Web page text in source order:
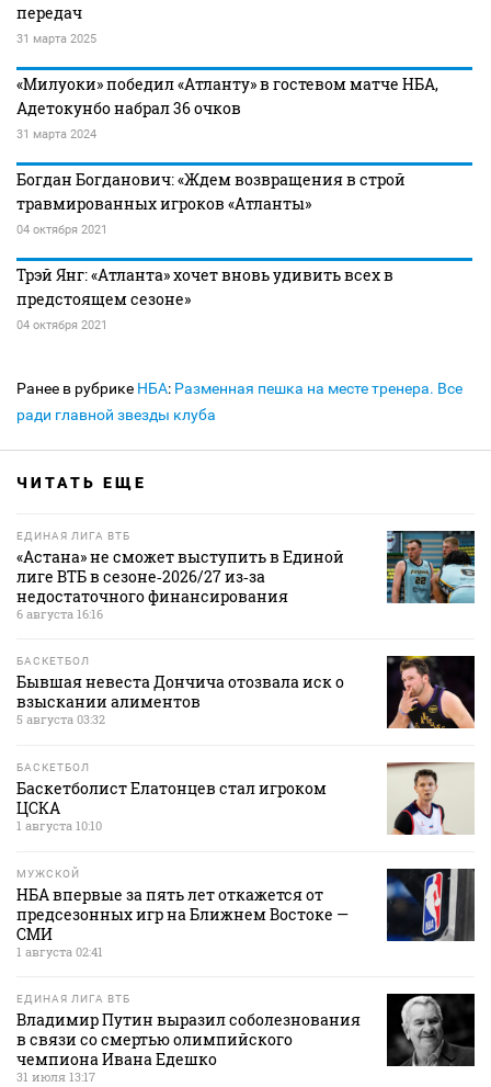
передач
31 марта 2025
«Милуоки» победил «Атланту» в гостевом матче НБА,
Адетокунбо набрал 36 очков
31 марта 2024
Богдан Богданович: «Ждем возвращения в строй
травмированных игроков «Атланты»
04 октября 2021
Трэй Янг: «Атланта» хочет вновь удивить всех в
предстоящем сезоне»
04 октября 2021
Ранее в рубрике НБА: Разменная пешка на месте тренера. Все
ради главной звезды клуба
ЧИТАТЬ ЕЩЕ
ЕДИНАЯ ЛИГА ВТБ
«Астана» не сможет выступить в Единой
лиге ВТБ в сезоне‑2026/27 из‑за
недостаточного финансирования
6 августа 16:16
БАСКЕТБОЛ
Бывшая невеста Дончича отозвала иск о
взыскании алиментов
5 августа 03:32
БАСКЕТБОЛ
Баскетболист Елатонцев стал игроком
ЦСКА
1 августа 10:10
МУЖСКОЙ
НБА впервые за пять лет откажется от
предсезонных игр на Ближнем Востоке —
СМИ
1 августа 02:41
ЕДИНАЯ ЛИГА ВТБ
Владимир Путин выразил соболезнования
в связи со смертью олимпийского
чемпиона Ивана Едешко
31 июля 13:17